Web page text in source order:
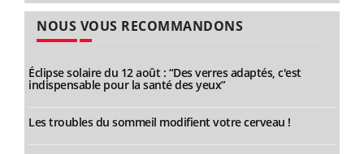
NOUS VOUS RECOMMANDONS
Éclipse solaire du 12 août : “Des verres adaptés, c'est
indispensable pour la santé des yeux”
Les troubles du sommeil modifient votre cerveau !